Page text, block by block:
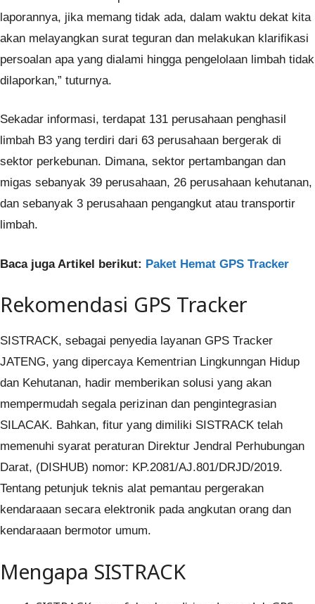
laporannya, jika memang tidak ada, dalam waktu dekat kita
akan melayangkan surat teguran dan melakukan klarifikasi
persoalan apa yang dialami hingga pengelolaan limbah tidak
dilaporkan,” tuturnya.
Sekadar informasi, terdapat 131 perusahaan penghasil
limbah B3 yang terdiri dari 63 perusahaan bergerak di
sektor perkebunan. Dimana, sektor pertambangan dan
migas sebanyak 39 perusahaan, 26 perusahaan kehutanan,
dan sebanyak 3 perusahaan pengangkut atau transportir
limbah.
Baca juga Artikel berikut: Paket Hemat GPS Tracker
Rekomendasi GPS Tracker
SISTRACK, sebagai penyedia layanan GPS Tracker
JATENG, yang dipercaya Kementrian Lingkunngan Hidup
dan Kehutanan, hadir memberikan solusi yang akan
mempermudah segala perizinan dan pengintegrasian
SILACAK. Bahkan, fitur yang dimiliki SISTRACK telah
memenuhi syarat peraturan Direktur Jendral Perhubungan
Darat, (DISHUB) nomor: KP.2081/AJ.801/DRJD/2019.
Tentang petunjuk teknis alat pemantau pergerakan
kendaraaan secara elektronik pada angkutan orang dan
kendaraaan bermotor umum.
Mengapa SISTRACK